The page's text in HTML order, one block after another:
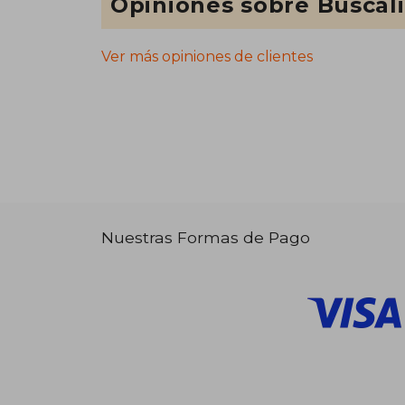
Ver más opiniones de clientes
Nuestras Formas de Pago